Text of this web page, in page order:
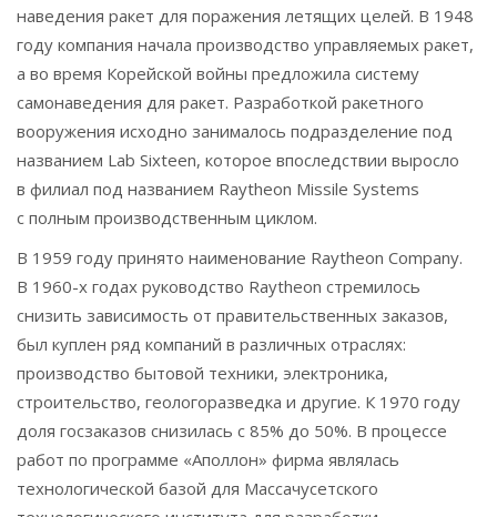
наведения ракет для поражения летящих целей. В 1948
году компания начала производство управляемых ракет,
а во время Корейской войны предложила систему
самонаведения для ракет. Разработкой ракетного
вооружения исходно занималось подразделение под
названием Lab Sixteen, которое впоследствии выросло
в филиал под названием Raytheon Missile Systems
с полным производственным циклом.
В 1959 году принято наименование Raytheon Company.
В 1960-х годах руководство Raytheon стремилось
снизить зависимость от правительственных заказов,
был куплен ряд компаний в различных отраслях:
производство бытовой техники, электроника,
строительство, геологоразведка и другие. К 1970 году
доля госзаказов снизилась с 85% до 50%. В процессе
работ по программе «Аполлон» фирма являлась
технологической базой для Массачусетского